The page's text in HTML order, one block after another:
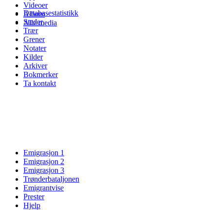
Videoer
Album
Alle media
Databasestatistikk
Steder
Trær
Grener
Notater
Kilder
Arkiver
Bokmerker
Ta kontakt
Emigrasjon 1
Emigrasjon 2
Emigrasjon 3
Trønderbataljonen
Emigrantvise
Prester
Hjelp